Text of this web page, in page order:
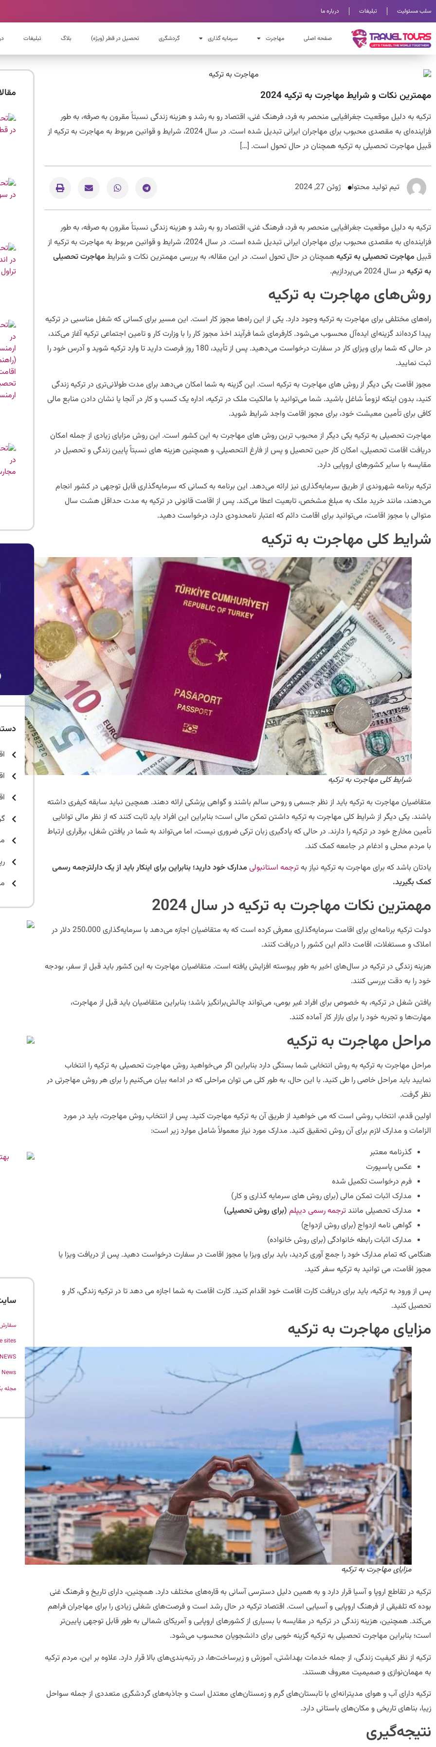
سلب مسئولیت تبلیغات درباره ما
صفحه اصلی مهاجرت سرمایه گذاری گردشگری تحصیل در قطر (ویژه) بلاگ تبلیغات
مهمترین نکات و شرایط مهاجرت به ترکیه 2024
ترکیه به دلیل موقعیت جغرافیایی منحصر به فرد، فرهنگ غنی، اقتصاد رو به رشد و هزینه زندگی نسبتاً مقرون به صرفه، به طور
فزاینده‌ای به مقصدی محبوب برای مهاجران ایرانی تبدیل شده است. در سال 2024، شرایط و قوانین مربوط به مهاجرت به ترکیه از
قبیل مهاجرت تحصیلی به ترکیه همچنان در حال تحول است. […]
تیم تولید محتوا ژوئن 27, 2024
ترکیه به دلیل موقعیت جغرافیایی منحصر به فرد، فرهنگ غنی، اقتصاد رو به رشد و هزینه زندگی نسبتاً مقرون به صرفه، به طور
فزاینده‌ای به مقصدی محبوب برای مهاجران ایرانی تبدیل شده است. در سال 2024، شرایط و قوانین مربوط به مهاجرت به ترکیه از
قبیل مهاجرت تحصیلی به ترکیههمچنان در حال تحول است. در این مقاله، به بررسی مهمترین نکات و شرایط مهاجرت تحصیلی
به ترکیه در سال 2024 می‌پردازیم.
روش‌های مهاجرت به ترکیه
راه‌های مختلفی برای مهاجرت به ترکیه وجود دارد. یکی از این راه‌ها مجوز کار است. این مسیر برای کسانی که شغل مناسبی در ترکیه
پیدا کرده‌اند گزینه‌ای ایده‌آل محسوب می‌شود. کارفرمای شما فرآیند اخذ مجوز کار را با وزارت کار و تامین اجتماعی ترکیه آغاز می‌کند،
در حالی که شما برای ویزای کار در سفارت درخواست می‌دهید. پس از تأیید، 180 روز فرصت دارید تا وارد ترکیه شوید و آدرس خود را
ثبت نمایید.
مجوز اقامت یکی دیگر از روش های مهاجرت به ترکیه است. این گزینه به شما امکان می‌دهد برای مدت طولانی‌تری در ترکیه زندگی
کنید، بدون اینکه لزوماً شاغل باشید. شما می‌توانید با مالکیت ملک در ترکیه، اداره یک کسب و کار در آنجا یا نشان دادن منابع مالی
کافی برای تأمین معیشت خود، برای مجوز اقامت واجد شرایط شوید.
مهاجرت تحصیلی به ترکیه یکی دیگر از محبوب ترین روش های مهاجرت به این کشور است. این روش مزایای زیادی از جمله امکان
دریافت اقامت تحصیلی، امکان کار حین تحصیل و پس از فارغ التحصیلی، و همچنین هزینه های نسبتاً پایین زندگی و تحصیل در
مقایسه با سایر کشورهای اروپایی دارد.
ترکیه برنامه شهروندی از طریق سرمایه‌گذاری نیز ارائه می‌دهد. این برنامه به کسانی که سرمایه‌گذاری قابل توجهی در کشور انجام
می‌دهند، مانند خرید ملک به مبلغ مشخص، تابعیت اعطا می‌کند. پس از اقامت قانونی در ترکیه به مدت حداقل هشت سال
متوالی با مجوز اقامت، می‌توانید برای اقامت دائم که اعتبار نامحدودی دارد، درخواست دهید.
شرایط کلی مهاجرت به ترکیه
شرایط کلی مهاجرت به ترکیه
متقاضیان مهاجرت به ترکیه باید از نظر جسمی و روحی سالم باشند و گواهی پزشکی ارائه دهند. همچين نباید سابقه کیفری داشته
باشند. یکی دیگر از شرایط کلی مهاجرت به ترکیه داشتن تمکن مالی است؛ بنابراین این افراد باید ثابت کنند که از نظر مالی توانایی
تأمین مخارج خود در ترکیه را دارند. در حالی که یادگیری زبان ترکی ضروری نیست، اما می‌تواند به شما در یافتن شغل، برقراری ارتباط
با مردم محلی و ادغام در جامعه کمک کند.
یادتان باشد که برای مهاجرت به ترکیه نیاز بهترجمه استانبولی مدارک خود دارید؛ بنابراین برای اینکار باید از یک دارلترجمه رسمی
کمک بگیرید.
مهمترین نکات مهاجرت به ترکیه در سال 2024
دولت ترکیه برنامه‌ای برای اقامت سرمایه‌گذاری معرفی کرده است که به متقاضیان اجازه می‌دهد با سرمایه‌گذاری 250،000 دلار در
املاک و مستغلات، اقامت دائم این کشور را دریافت کنند.
هزینه زندگی در ترکیه در سال‌های اخیر به طور پیوسته افزایش یافته است. متقاضیان مهاجرت به این کشور باید قبل از سفر، بودجه
خود را به دقت بررسی کنند.
یافتن شغل در ترکیه، به خصوص برای افراد غیر بومی، می‌تواند چالش‌برانگیز باشد؛ بنابراین متقاضیان باید قبل از مهاجرت،
مهارت‌ها و تجربه خود را برای بازار کار آماده کنند.
مراحل مهاجرت به ترکیه
مراحل مهاجرت به ترکیه به روش انتخابی شما بستگی دارد بنابراین اگر می‌خواهید روش مهاجرت تحصیلی به ترکیه را انتخاب
نمایید باید مراحل خاصی را طی کنید. با این حال، به طور کلی می توان مراحلی که در ادامه بیان می‌کنیم را برای هر روش مهاجرتی در
نظر گرفت.
اولین قدم، انتخاب روشی است که می خواهید از طریق آن به ترکیه مهاجرت کنید. پس از انتخاب روش مهاجرت، باید در مورد
الزامات و مدارک لازم برای آن روش تحقیق کنید. مدارک مورد نیاز معمولاً شامل موارد زیر است:
گذرنامه معتبر
عکس پاسپورت
فرم درخواست تکمیل شده
مدارک اثبات تمکن مالی (برای روش های سرمایه گذاری و کار)
مدارک تحصیلی مانندترجمه رسمی دیپلم (برای روش تحصیلی)
گواهی نامه ازدواج (برای روش ازدواج)
مدارک اثبات رابطه خانوادگی (برای روش خانواده)
هنگامی که تمام مدارک خود را جمع آوری کردید، باید برای ویزا یا مجوز اقامت در سفارت درخواست دهید. پس از دریافت ویزا یا
مجوز اقامت، می توانید به ترکیه سفر کنید.
پس از ورود به ترکیه، باید برای دریافت کارت اقامت خود اقدام کنید. کارت اقامت به شما اجازه می دهد تا در ترکیه زندگی، کار و
تحصیل کنید.
مزایای مهاجرت به ترکیه
مزایای مهاجرت به ترکیه
ترکیه در تقاطع اروپا و آسیا قرار دارد و به همین دلیل دسترسی آسانی به قاره‌های مختلف دارد. همچنین، دارای تاریخ و فرهنگ غنی
بوده که تلفیقی از فرهنگ اروپایی و آسیایی است. اقتصاد ترکیه در حال رشد است و فرصت‌های شغلی زیادی را برای مهاجران فراهم
می‌کند. همچنین، هزینه زندگی در ترکیه در مقایسه با بسیاری از کشورهای اروپایی و آمریکای شمالی به طور قابل توجهی پایین‌تر
است؛ بنابراین مهاجرت تحصیلی به ترکیه گزینه خوبی برای دانشجویان محسوب می‌شود.
ترکیه از نظر کیفیت زندگی، از جمله خدمات بهداشتی، آموزش و زیرساخت‌ها، در رتبه‌بندی‌های بالا قرار دارد. علاوه بر این، مردم ترکیه
به مهمان‌نوازی و صمیمیت معروف هستند.
ترکیه دارای آب و هوای مدیترانه‌ای با تابستان‌های گرم و زمستان‌های معتدل است و جاذبه‌های گردشگری متعددی از جمله سواحل
زیبا، بناهای تاریخی و مکان‌های باستانی دارد.
نتیجه‌گیری
sites
News
مجله